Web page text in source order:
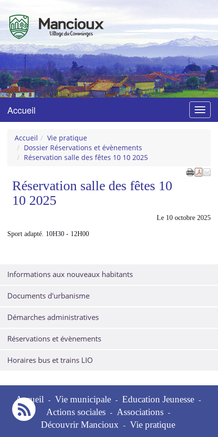
Mancioux
Village du Comminges
Menu
Accueil
Accueil
Vie pratique
Dossier Réservations et évènements
Réservation salle des fêtes 10 10 2025
Réservation salle des fêtes 10
10 2025
Le 10 octobre 2025
Sport adapté. 10H30 - 12H00
Informations aux nouveaux habitants
Documents d'urbanisme
Démarches administratives
Réservations et évènements
Horaires bus et trains LIO
Accueil - Vie municipale - Education Jeunesse -
Actions sociales - Associations -
Découvrir Mancioux - Vie pratique